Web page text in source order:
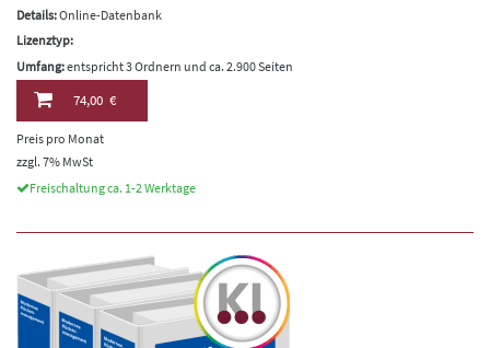
Details:Online-Datenbank
Lizenztyp:
Umfang:entspricht 3 Ordnern und ca. 2.900 Seiten
74,00 €
Preis pro Monat
zzgl. 7% MwSt
Freischaltung ca. 1-2 Werktage